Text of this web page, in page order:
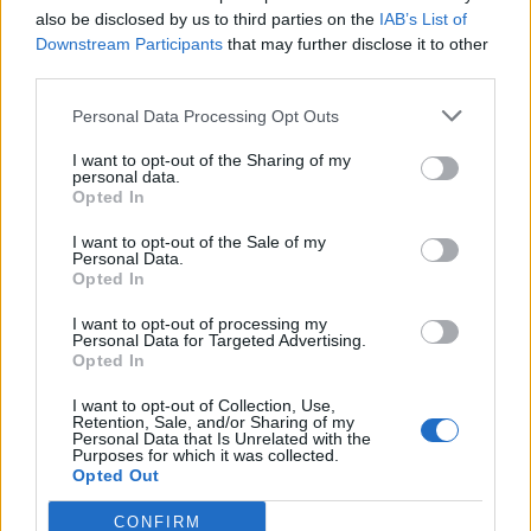
also be disclosed by us to third parties on the IAB’s List of
Downstream Participants that may further disclose it to other
Personal Data Processing Opt Outs
I want to opt-out of the Sharing of my
personal data.
Opted In
I want to opt-out of the Sale of my
Personal Data.
Opted In
I want to opt-out of processing my
Personal Data for Targeted Advertising.
Opted In
I want to opt-out of Collection, Use,
Retention, Sale, and/or Sharing of my
Personal Data that Is Unrelated with the
Purposes for which it was collected.
Opted Out
CONFIRM
Ismerd meg a tőzsdei megbízások világát, és tanulj meg
profin navigálni a piacokon! Megvizsgáljuk, mit takarnak a
limit, stop és piaci megbízások, és mikor érdemes ezeket
amelyekkel a magyar és nemzetköz
DÍJMENTES ELŐADÁS
Divat vagy okosság? ETF-ek és a passzív